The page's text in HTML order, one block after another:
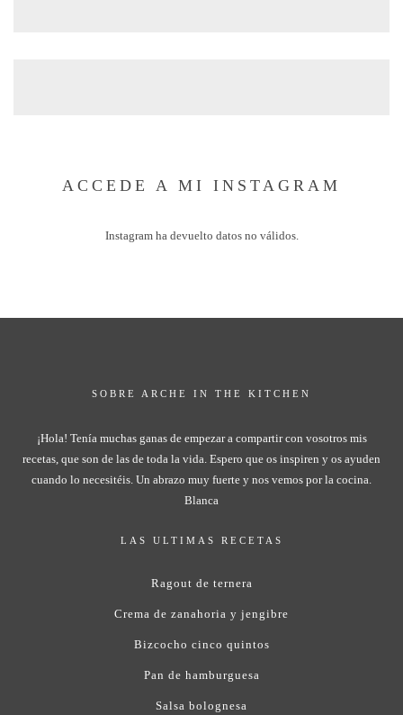
ACCEDE A MI INSTAGRAM
Instagram ha devuelto datos no válidos.
SOBRE ARCHE IN THE KITCHEN
¡Hola! Tenía muchas ganas de empezar a compartir con vosotros mis
recetas, que son de las de toda la vida. Espero que os inspiren y os ayuden
cuando lo necesitéis. Un abrazo muy fuerte y nos vemos por la cocina.
Blanca
LAS ULTIMAS RECETAS
Ragout de ternera
Crema de zanahoria y jengibre
Bizcocho cinco quintos
Pan de hamburguesa
Salsa bolognesa